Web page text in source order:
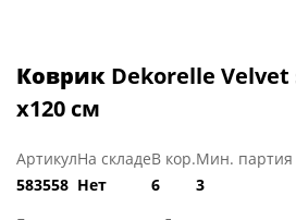
Коврик Dekorelle Velvet
x120 см
Артикул
583558
На складе
Нет
В кор.
6
Мин. партия
3